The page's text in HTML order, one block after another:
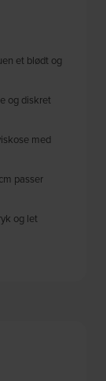
et blødt og
og diskret
med
passer
og let